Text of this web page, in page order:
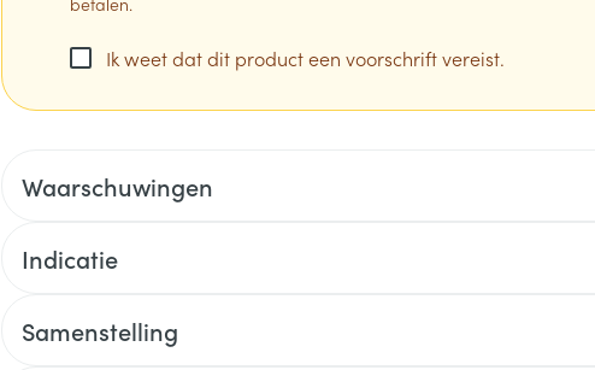
Ik weet dat dit product een voorschrift vereist.
Waarschuwingen
Indicatie
Samenstelling